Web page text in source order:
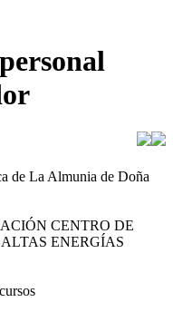
de La Almunia de Doña
CENTRO DE
ENERGÍAS